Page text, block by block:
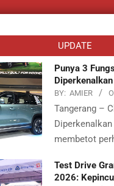
UPDATE
Punya 3
BY: AMIER
Tangerang –
membetot
Test Drive
2026: